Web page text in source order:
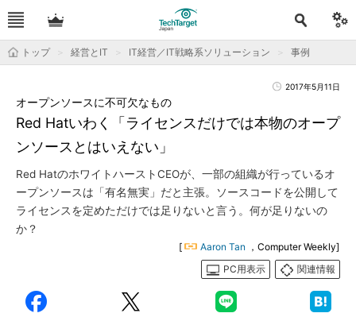
トップ 経営とIT IT経営／IT戦略系ソリューション 事例
2017年5月11日
Red Hatいわく「ライセンスだけでは本物のオープ
ンソースとはいえない」
オープンソースに不可欠なもの
Red HatのホワイトハーストCEOが、一部の組織が行っているオ
ープンソースは「有名無実」だと主張。ソースコードを公開して
ライセンスを定めただけでは足りないと言う。何が足りないの
か？
[ Aaron Tan ，Computer Weekly]
PC用表示
関連情報